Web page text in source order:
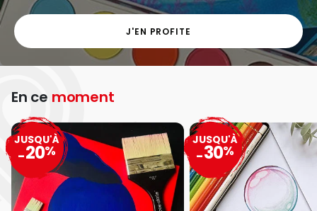
J'EN PROFITE
En ce moment
JUSQU'À
-20%
JUSQU'À
-30%